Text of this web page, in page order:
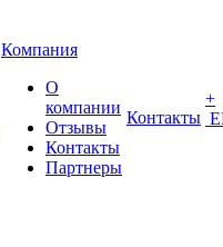
Компания
О
компании
Отзывы
Контакты
Партнеры
Контакты
+